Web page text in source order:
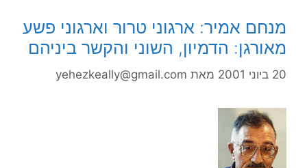
מנחם אמיר: ארגוני טרור וארגוני פשע
מאורגן: הדמיון, השוני והקשר ביניהם
20 ביוני 2001 מאת yehezkeally@gmail.com